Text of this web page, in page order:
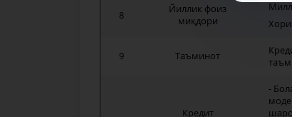
8
Йиллик фоиз
миқдори
9 Таъминот
Кредит
-